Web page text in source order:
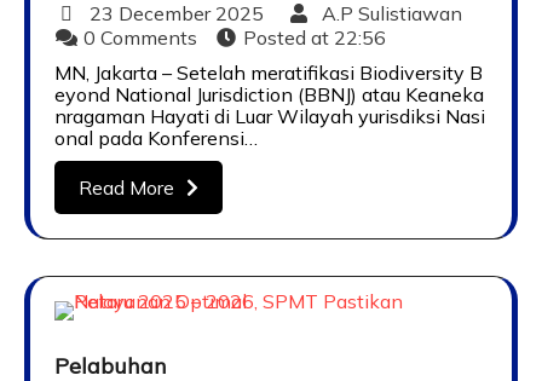
23 December 2025
A.P Sulistiawan
0 Comments
Posted at 22:56
MN, Jakarta – Setelah meratifikasi Biodiversity B
eyond National Jurisdiction (BBNJ) atau Keaneka
nragaman Hayati di Luar Wilayah yurisdiksi Nasi
onal pada Konferensi…
Read More
Pelabuhan